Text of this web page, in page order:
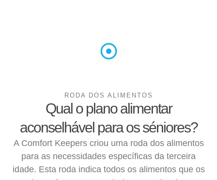
RODA DOS ALIMENTOS
Qual o plano alimentar
aconselhável para os séniores?
A Comfort Keepers criou uma roda dos alimentos
para as necessidades específicas da terceira
idade. Esta roda indica todos os alimentos que os